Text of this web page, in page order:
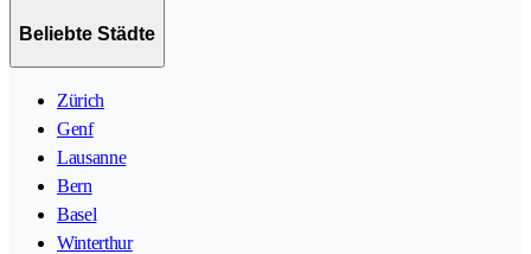
Beliebte Städte
Zürich
Genf
Lausanne
Bern
Basel
Winterthur